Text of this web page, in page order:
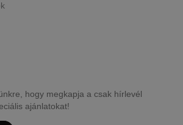
hogy megkapja a csak hírlevél
ajánlatokat!